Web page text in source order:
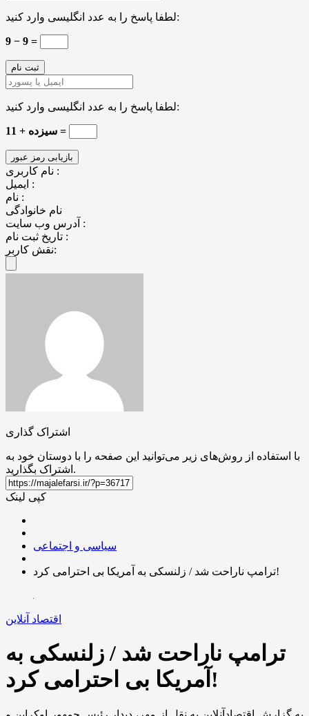
لطفا پاسخ را به عدد انگلیسی وارد کنید:
9 − 9 =
لطفا پاسخ را به عدد انگلیسی وارد کنید:
سیزده + 11 =
نام کاربری :
ایمیل :
نام :
نام خانوادگی
آدرس وب سایت :
تاریخ ثبت نام :
نقش کاربر:
اشتراک گذاری
با استفاده از روش‌های زیر می‌توانید این صفحه را با دوستان خود به
اشتراک بگذارید.
کپی لینک
سیاسی و اجتماعی
ترامپ ناراحت شد / زلنسکی به آمریکا بی احترامی کرد!
اقتصاد آنلاین
ترامپ ناراحت شد / زلنسکی به
آمریکا بی احترامی کرد!